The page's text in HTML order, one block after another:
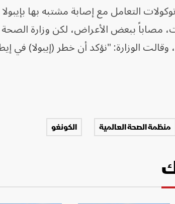
التعامل مع إصابة مشتبه بها
مصاباً ببعض الأعراض، لكن وزارة
الوزارة: "نؤكد أن خطر (إيبولا) في
منظمة الصحة العالمية الكونغو